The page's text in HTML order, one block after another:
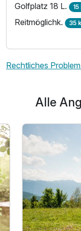
Ausstattung
Für 2 Tage
Golfplatz 18 L.
Reitmöglichk. 35
Rechtliches
Alle